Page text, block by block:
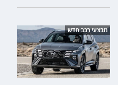
מבצעי רכב חדש